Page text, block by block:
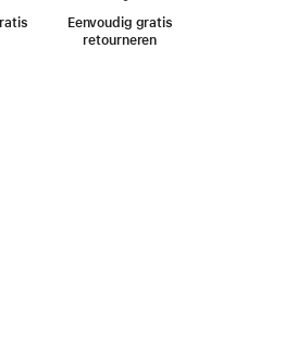
Eenvoudig gratis
retourneren